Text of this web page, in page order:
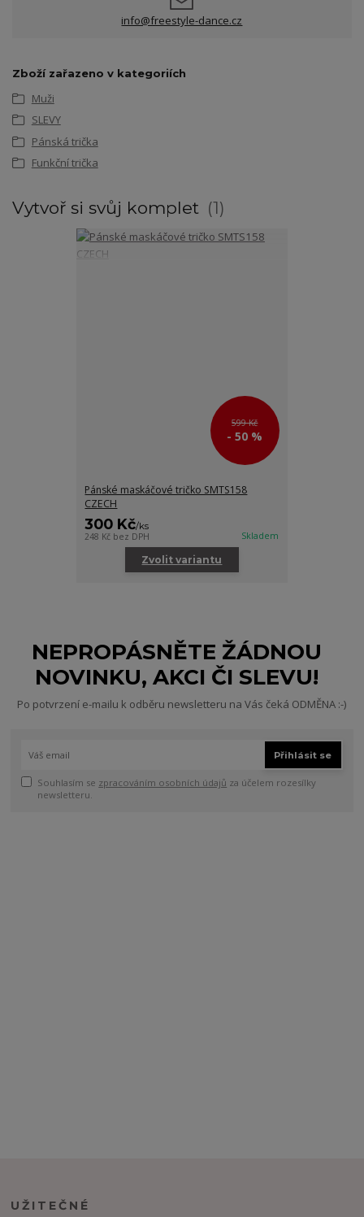
info@freestyle-dance.cz
Zboží zařazeno v kategoriích
Muži
SLEVY
Pánská trička
Funkční trička
Vytvoř si svůj komplet 1
599 Kč
- 50 %
Pánské maskáčové tričko SMTS158
CZECH
300 Kč/ks
248 Kč bez DPH Skladem
Zvolit variantu
NEPROPÁSNĚTE ŽÁDNOU
NOVINKU, AKCI ČI SLEVU!
Po potvrzení e-mailu k odběru newsletteru na Vás čeká ODMĚNA :-)
Přihlásit se
Souhlasím se zpracováním osobních údajů za účelem rozesílky
newsletteru.
UŽITEČNÉ